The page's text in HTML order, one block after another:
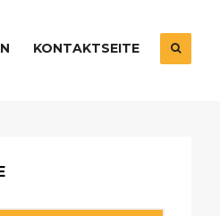
KONTAKTSEITE